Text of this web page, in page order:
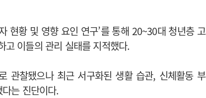
현황 및 영향 요인 연구’를 통해 20~30대 청년층 고
고 이들의 관리 실태를 지적했다.
관찰됐으나 최근 서구화된 생활 습관, 신체활동 부
는 진단이다.